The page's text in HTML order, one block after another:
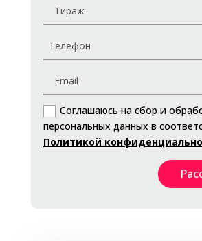
Соглашаюсь на сбор и
персональных данных в
Политикой